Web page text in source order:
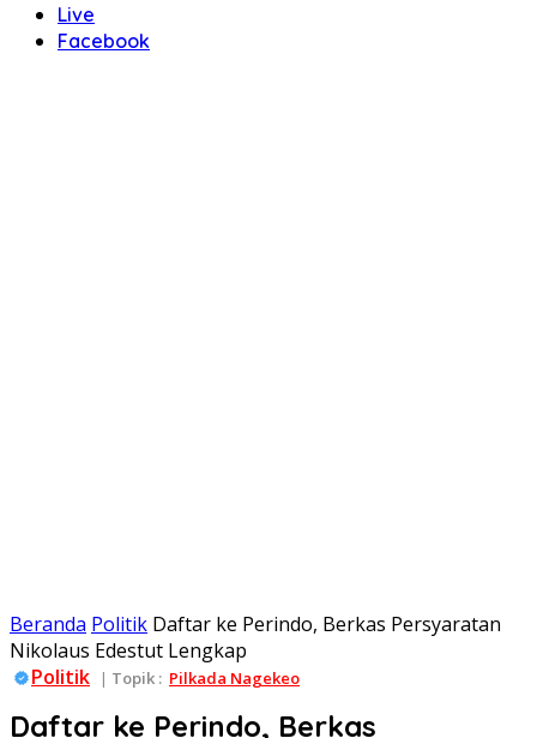
Live
Facebook
Beranda Politik Daftar ke Perindo, Berkas Persyaratan
Nikolaus Edestut Lengkap
Politik
| Topik : Pilkada Nagekeo
Daftar ke Perindo, Berkas